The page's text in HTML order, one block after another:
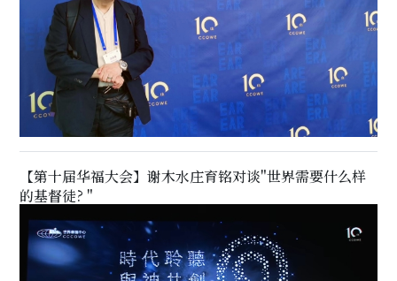
【第十届华福大会】谢木水庄育铭对谈"世界需要什么样
的基督徒? "